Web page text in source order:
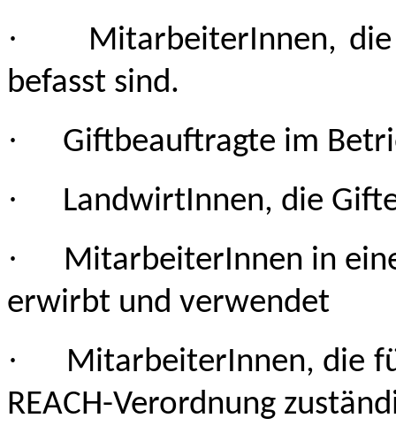
·
MitarbeiterInnen,
befasst sind.
· Giftbeauftragte im
· LandwirtInnen, die
·
MitarbeiterInnen in
erwirbt und verwendet
·
MitarbeiterInnen, die
REACH-Verordnung